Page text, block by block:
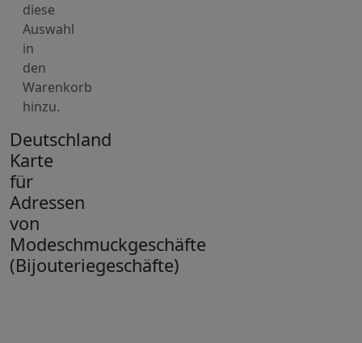
diese
Auswahl
in
den
Warenkorb
hinzu.
Deutschland
Karte
für
Adressen
von
Modeschmuckgeschäfte
(Bijouteriegeschäfte)